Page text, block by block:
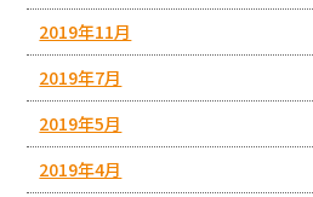
2019年11月
2019年7月
2019年5月
2019年4月